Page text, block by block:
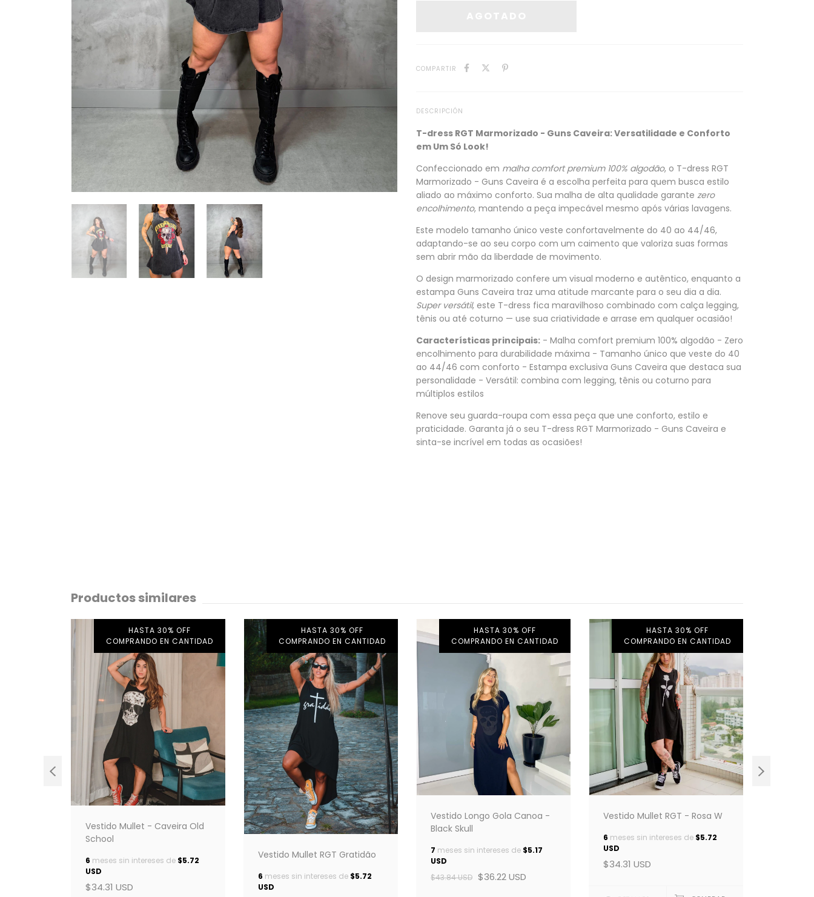
COMPARTIR
DESCRIPCIÓN
T-dress RGT Marmorizado - Guns Caveira: Versatilidade e Conforto
em Um Só Look!
Confeccionado em malha comfort premium 100% algodão, o T-dress RGT
Marmorizado - Guns Caveira é a escolha perfeita para quem busca estilo
aliado ao máximo conforto. Sua malha de alta qualidade garante zero
encolhimento, mantendo a peça impecável mesmo após várias lavagens.
Este modelo tamanho único veste confortavelmente do 40 ao 44/46,
adaptando-se ao seu corpo com um caimento que valoriza suas formas
sem abrir mão da liberdade de movimento.
O design marmorizado confere um visual moderno e autêntico, enquanto a
estampa Guns Caveira traz uma atitude marcante para o seu dia a dia.
Super versátil, este T-dress fica maravilhoso combinado com calça legging,
tênis ou até coturno — use sua criatividade e arrase em qualquer ocasião!
Características principais: - Malha comfort premium 100% algodão - Zero
encolhimento para durabilidade máxima - Tamanho único que veste do 40
ao 44/46 com conforto - Estampa exclusiva Guns Caveira que destaca sua
personalidade - Versátil: combina com legging, tênis ou coturno para
múltiplos estilos
Renove seu guarda-roupa com essa peça que une conforto, estilo e
praticidade. Garanta já o seu T-dress RGT Marmorizado - Guns Caveira e
sinta-se incrível em todas as ocasiões!
Productos similares
HASTA 30% OFF
COMPRANDO EN CANTIDAD
Vestido Mullet - Caveira Old
School
6 meses sin intereses de $5.72
USD
$34.31 USD
HASTA 30% OFF
COMPRANDO EN CANTIDAD
Vestido Mullet RGT Gratidão
6 meses sin intereses de $5.72
USD
HASTA 30% OFF
COMPRANDO EN CANTIDAD
Vestido Longo Gola Canoa -
Black Skull
7 meses sin intereses de $5.17
USD
$43.84 USD $36.22 USD
HASTA 30% OFF
COMPRANDO EN CANTIDAD
Vestido Mullet RGT - Rosa W
6 meses sin intereses de $5.72
USD
$34.31 USD